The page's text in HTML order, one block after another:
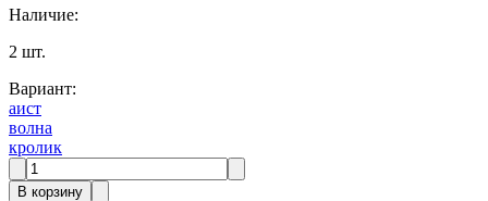
Наличие:
2 шт.
Вариант:
аист
волна
кролик
В корзину